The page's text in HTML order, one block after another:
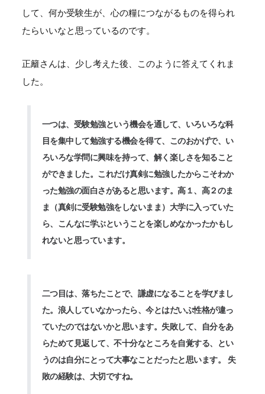
して、何か受験生が、心の糧につながるものを得られ
たらいいなと思っているのです。
正籬さんは、少し考えた後、このように答えてくれま
した。
一つは、受験勉強という機会を通して、いろいろな科
目を集中して勉強する機会を得て、このおかげで、い
ろいろな学問に興味を持って、解く楽しさを知ること
ができました。これだけ真剣に勉強したからこそわか
った勉強の面白さがあると思います。高１、高２のま
ま（真剣に受験勉強をしないまま）大学に入っていた
ら、こんなに学ぶということを楽しめなかったかもし
れないと思っています。
二つ目は、落ちたことで、謙虚になることを学びまし
た。浪人していなかったら、今とはだいぶ性格が違っ
ていたのではないかと思います。失敗して、自分をあ
らためて見返して、不十分なところを自覚する、とい
うのは自分にとって大事なことだったと思います。 失
敗の経験は、大切ですね。